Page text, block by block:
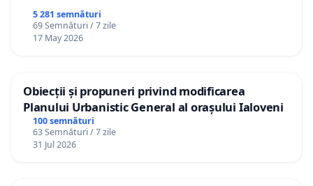
5 281 semnături
69 Semnături / 7 zile
17 May 2026
Obiecții și propuneri privind modificarea
Planului Urbanistic General al orașului Ialoveni
100 semnături
63 Semnături / 7 zile
31 Jul 2026